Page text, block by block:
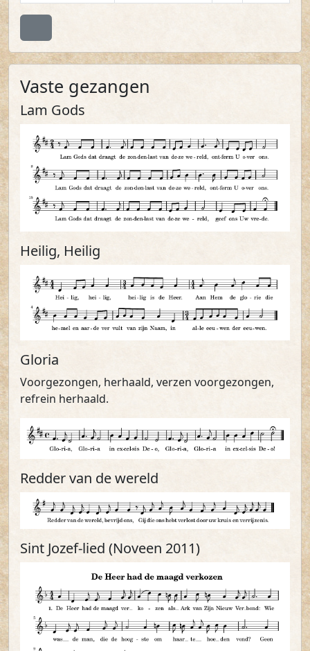
Vaste gezangen
Lam Gods
Heilig, Heilig
Gloria
Voorgezongen, herhaald, verzen voorgezongen,
refrein herhaald.
Redder van de wereld
Sint Jozef-lied (Noveen 2011)